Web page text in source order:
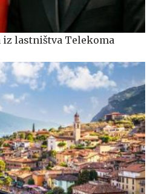
iz lastništva Telekoma